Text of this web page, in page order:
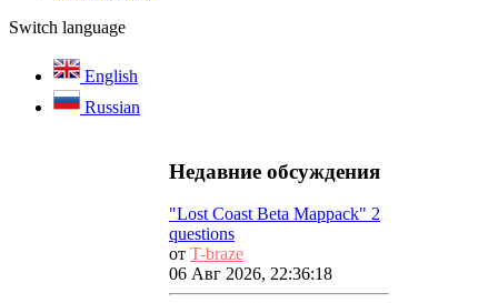
Switch language
English
Russian
Недавние обсуждения
"Lost Coast Beta Mappack" 2
questions
от T-braze
06 Авг 2026, 22:36:18